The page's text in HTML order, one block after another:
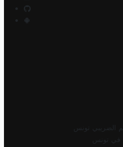
الضريبي تونس
في تونس